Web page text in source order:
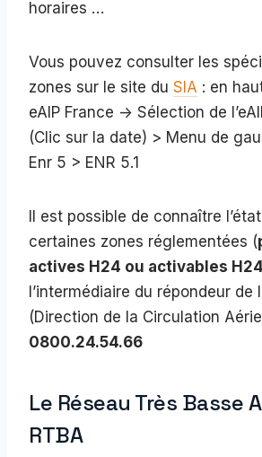
horaires …
Vous pouvez consulter les
zones sur le site du SIA : en
eAIP France -> Sélection de
(Clic sur la date) > Menu de
Enr 5 > ENR 5.1
Il est possible de connaître
certaines zones réglementées (
actives H24 ou activables H24
l’intermédiaire du répondeur de
(Direction de la Circulation
0800.24.54.66
Le Réseau Très Basse
RTBA